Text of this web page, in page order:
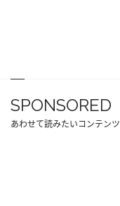
SPONSORED
あわせて読みたいコンテンツ